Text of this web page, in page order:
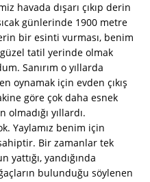
havada dışarı çıkıp derin
günlerinde 1900 metre
bir esinti vurması, benim
tatil yerinde olmak
Sanırım o yıllarda
oynamak için evden çıkış
göre çok daha esnek
yıllardı.
Yaylamız benim için
Bir zamanlar tek
yattığı, yandığında
bulunduğu söylenen